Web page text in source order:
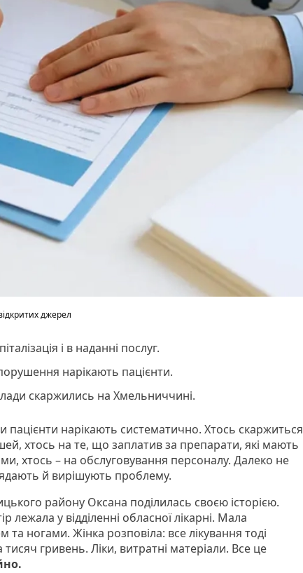
джерел
і в наданні послуг.
нарікають пацієнти.
скаржились на Хмельниччині.
пацієнти нарікають систематично. Хтось скаржиться
хтось на те, що заплатив за препарати, які мають
хтось – на обслуговування персоналу. Далеко не
й вирішують проблему.
району Оксана поділилась своєю історією.
лежала у відділенні обласної лікарні. Мала
та ногами. Жінка розповіла: все лікування тоді
тисяч гривень. Ліки, витратні матеріали. Все це